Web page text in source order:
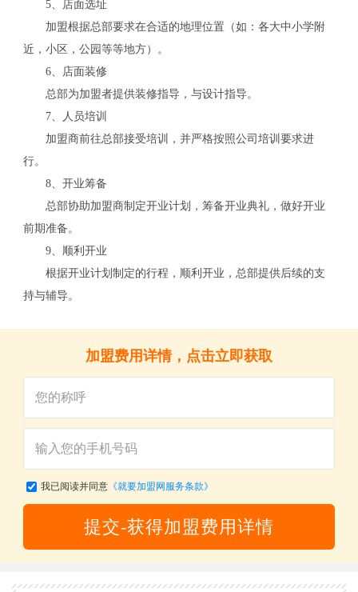
5、店面选址
加盟根据总部要求在合适的地理位置（如：各大中小学附
近，小区，公园等等地方）。
6、店面装修
总部为加盟者提供装修指导，与设计指导。
7、人员培训
加盟商前往总部接受培训，并严格按照公司培训要求进
行。
8、开业筹备
总部协助加盟商制定开业计划，筹备开业典礼，做好开业
前期准备。
9、顺利开业
根据开业计划制定的行程，顺利开业，总部提供后续的支
持与辅导。
加盟费用详情，点击立即获取
我已阅读并同意《就要加盟网服务条款》
提交-获得加盟费用详情